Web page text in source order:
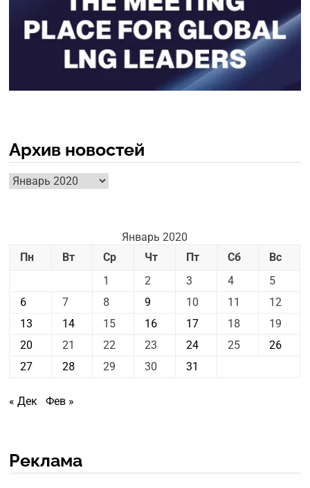
Архив новостей
Архив
новостей
Январь 2020
Пн
Вт Ср Чт Пт Сб
Вс
1
2 3 4
5
6
7 8 9 10 11
12
13
14 15 16 17 18
19
20
21 22 23 24 25
26
27
28 29 30 31
« Дек Фев »
Реклама